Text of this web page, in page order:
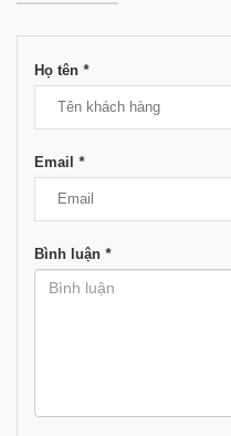
Họ tên *
Email *
Bình luận *